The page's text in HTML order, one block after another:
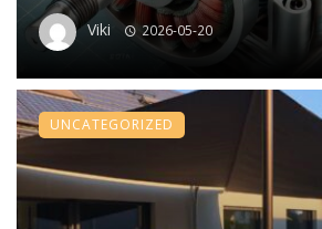
Viki 2026-05-20
UNCATEGORIZED